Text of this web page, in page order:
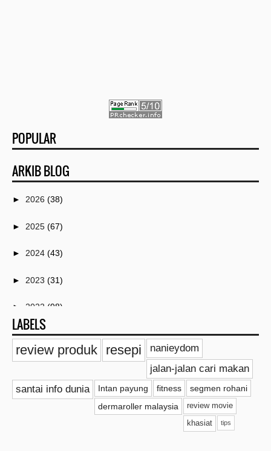
POPULAR
ARKIB BLOG
► 2026 (38)
► 2025 (67)
► 2024 (43)
► 2023 (31)
► 2022 (98)
▼2021(259)
►Disember(4)
►November(4)
LABELS
review produk resepi
nanieydom
jalan-jalan cari makan
santai info dunia
Intan payung fitness
segmen rohani
dermaroller malaysia
review movie
khasiat tips